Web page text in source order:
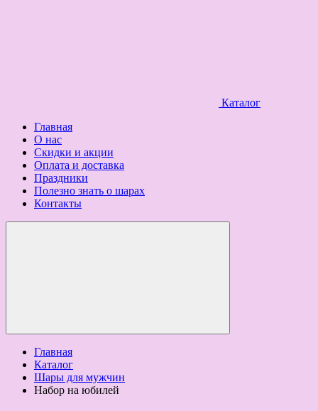
Каталог
Главная
О нас
Скидки и акции
Оплата и доставка
Праздники
Полезно знать о шарах
Контакты
Главная
Каталог
Шары для мужчин
Набор на юбилей